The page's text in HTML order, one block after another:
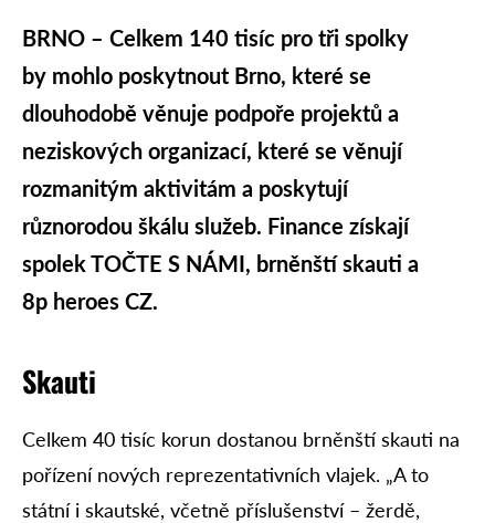
BRNO – Celkem 140 tisíc pro tři spolky
by mohlo poskytnout Brno, které se
dlouhodobě věnuje podpoře projektů a
neziskových organizací, které se věnují
rozmanitým aktivitám a poskytují
různorodou škálu služeb. Finance získají
spolek TOČTE S NÁMI, brněnští skauti a
8p heroes CZ.
Skauti
Celkem 40 tisíc korun dostanou brněnští skauti na
pořízení nových reprezentativních vlajek. „A to
státní i skautské, včetně příslušenství – žerdě,